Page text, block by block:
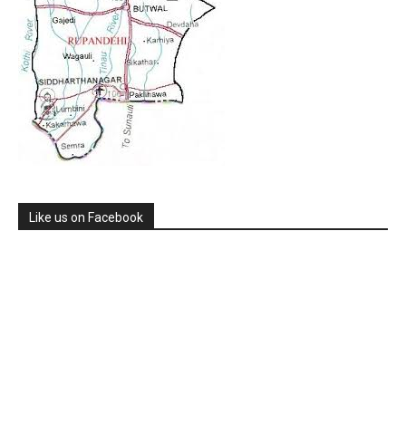
Like us on Facebook